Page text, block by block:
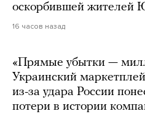
оскорбившей жителей
16 часов назад
«Прямые убытки —
Украинский
из-за удара России
потери в истории